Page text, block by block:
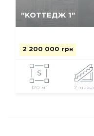
"КОТТЕДЖ 1"
2 200 000 грн
120 м2 2 этажа